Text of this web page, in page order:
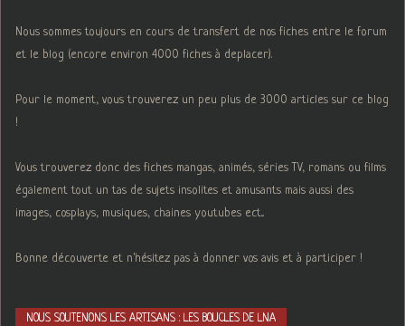
Nous sommes toujours en cours de transfert de nos fiches entre le forum
et le blog (encore environ 4000 fiches à deplacer).
Pour le moment, vous trouverez un peu plus de 3000 articles sur ce blog
!
Vous trouverez donc des fiches mangas, animés, séries TV, romans ou films
également tout un tas de sujets insolites et amusants mais aussi des
images, cosplays, musiques, chaines youtubes ect...
Bonne découverte et n'hésitez pas à donner vos avis et à participer !
NOUS SOUTENONS LES ARTISANS : LES BOUCLES DE LNA